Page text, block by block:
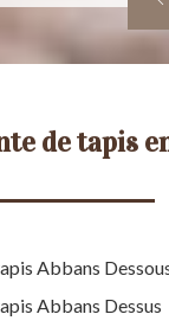
de tapis
Abbans
Abbans Dessus